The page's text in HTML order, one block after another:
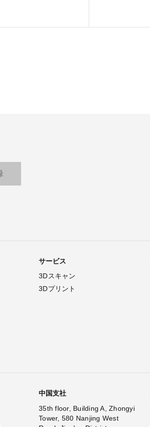
サービス
3Dスキャン
3Dプリント
中国支社
35th floor, Building A, Zhongyi
Tower, 580 Nanjing West